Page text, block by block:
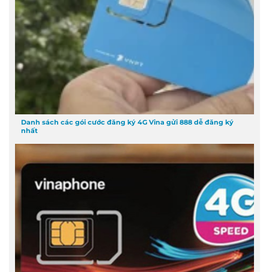
Danh sách các gói cước đăng ký 4G Vina gửi 888 dễ đăng ký
nhất